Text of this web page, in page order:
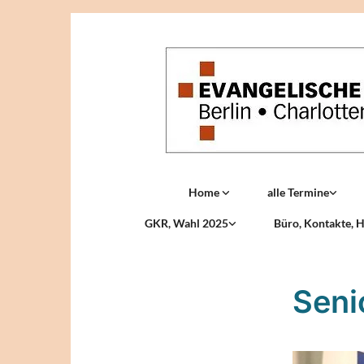
Home alle Termine
GKR, Wahl 2025 Büro, Kontakte,